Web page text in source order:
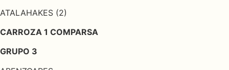
ATALAHAKES (2)
CARROZA 1 COMPARSA
GRUPO 3